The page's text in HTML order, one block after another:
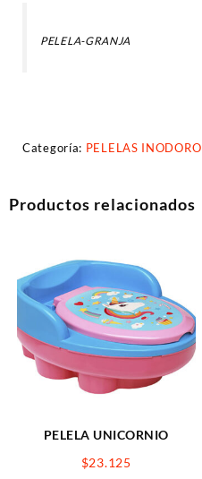
PELELA-GRANJA
Categoría: PELELAS INODORO
Productos relacionados
PELELA UNICORNIO
$23.125